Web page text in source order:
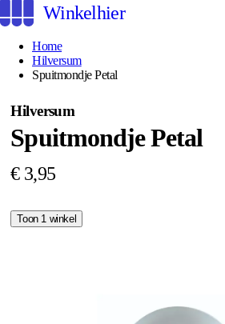
Winkelhier
Home
Hilversum
Spuitmondje Petal
Hilversum
Spuitmondje Petal
€ 3,95
Toon 1 winkel